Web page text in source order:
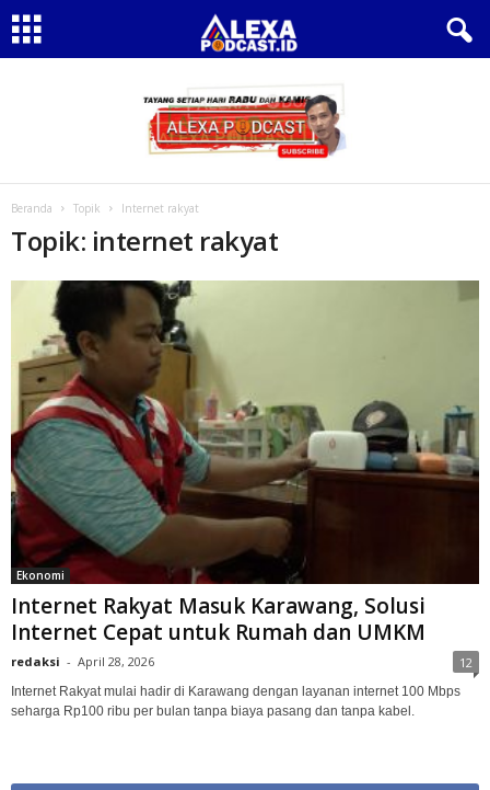
Beranda Topik Internet rakyat
Topik: internet rakyat
Ekonomi
Internet Rakyat Masuk Karawang, Solusi
Internet Cepat untuk Rumah dan UMKM
redaksi - April 28, 2026 12
Internet Rakyat mulai hadir di Karawang dengan layanan internet 100 Mbps
seharga Rp100 ribu per bulan tanpa biaya pasang dan tanpa kabel.